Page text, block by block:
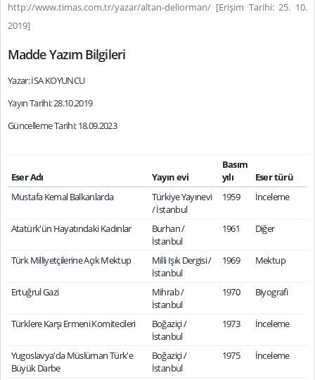
http://www.timas.com.tr/yazar/altan-deliorman/ [Erişim Tarihi: 25. 10.
2019]
Madde Yazım Bilgileri
Yazar: İSA KOYUNCU
Yayın Tarihi: 28.10.2019
Güncelleme Tarihi: 18.09.2023
Eser Adı Yayın evi
Basım
yılı
Eser türü
Mustafa Kemal Balkanlarda
Türkiye Yayınevi
/ İstanbul
1959 İnceleme
Atatürk'ün Hayatındaki Kadınlar
Burhan /
İstanbul
1961 Diğer
Türk Milliyetçilerine Açık Mektup
Milli Işık Dergisi /
İstanbul
1969 Mektup
Ertuğrul Gazi
Mihrab /
İstanbul
1970 Biyografi
Türklere Karşı Ermeni Komitecileri
Boğaziçi /
İstanbul
1973 İnceleme
Yugoslavya'da Müslüman Türk'e
Büyük Darbe
Boğaziçi /
İstanbul
1975 İnceleme